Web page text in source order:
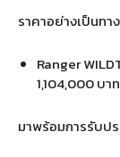
ราคาอย่างเป็นทา
Ranger
1,104,000 บาท
มาพร้อมการรับป